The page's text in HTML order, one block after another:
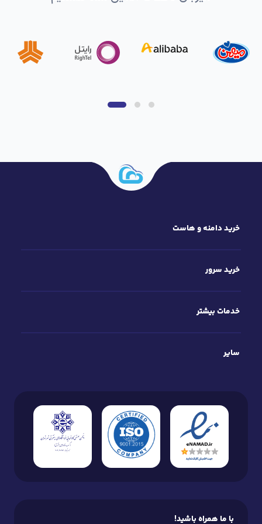
زمانی که فضای یک سرور فقط به هاست شما اختصاص
پیدا کند، سرعت بارگذاری صفحات و دسترسی کاربران به
آپتایم ۹۹.۹ درصد پشتیبانی می‌کند. این موضوع، در
دسترس بودن سایت و برنامه‌های تحت وب در موقعیت‌ها و
جدید باشید.
سیستم عامل انتخابی، منابع مد‌نظر و منطقه جغرافیایی
سرور بستگی دارد. این هزینه نسبت به انواع
خرید دارد. پارس هاست با در نظر گرفتن نیاز و بودجه‌
با خرید سرور اختصاصی مدیریت‌ شده از پارس هاست،
مسئولیت میزبانی وب و انجام مراحلی مانند نصب و
راه‌اندازی سیستم عامل به تیم متخصص پشتیبانی واگذار
خرید دامنه و هاست
خرید سرور
خدمات بیشتر
سایر
با ما همراه باشید!